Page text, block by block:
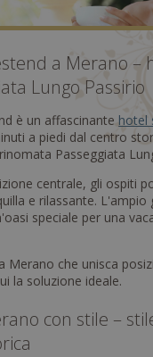
a Merano –
Lungo Passirio
è un affascinantehotel
a piedi dal centro
Passeggiata
centrale, gli ospiti
e rilassante. L'ampio
speciale per una
Merano che unisca
la soluzione ideale.
con stile –